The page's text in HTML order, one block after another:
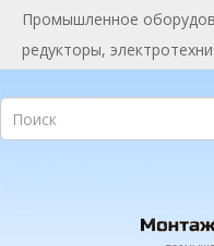
Промышленное
редукторы,